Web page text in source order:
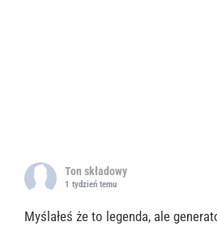
Ton składowy
1 tydzień temu
Myślałeś że to legenda, ale